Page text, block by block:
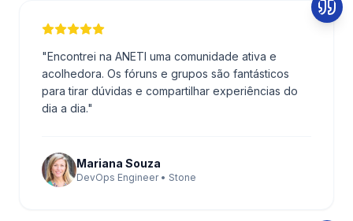
"Encontrei na ANETI uma comunidade ativa e
acolhedora. Os fóruns e grupos são fantásticos
para tirar dúvidas e compartilhar experiências do
dia a dia."
Mariana Souza
DevOps Engineer • Stone